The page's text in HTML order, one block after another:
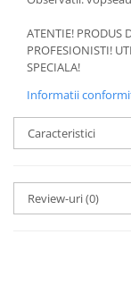
ATENTIE! PRODUS
PROFESIONISTI!
SPECIALA!
Informatii
Caracteristici
Review-uri(0)